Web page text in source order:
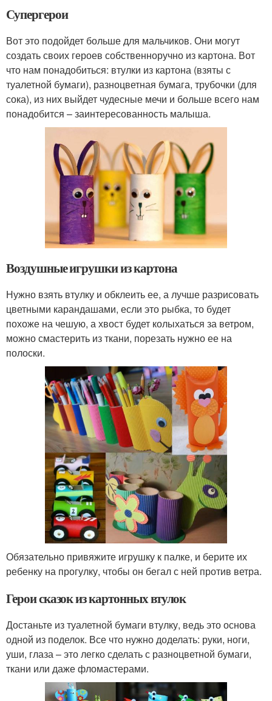
Супергерои
Вот это подойдет больше для мальчиков. Они могут
создать своих героев собственноручно из картона. Вот
что нам понадобиться: втулки из картона (взяты с
туалетной бумаги), разноцветная бумага, трубочки (для
сока), из них выйдет чудесные мечи и больше всего нам
понадобится – заинтересованность малыша.
Воздушные игрушки из картона
Нужно взять втулку и обклеить ее, а лучше разрисовать
цветными карандашами, если это рыбка, то будет
похоже на чешую, а хвост будет колыхаться за ветром,
можно смастерить из ткани, порезать нужно ее на
полоски.
Обязательно привяжите игрушку к палке, и берите их
ребенку на прогулку, чтобы он бегал с ней против ветра.
Герои сказок из картонных втулок
Достаньте из туалетной бумаги втулку, ведь это основа
одной из поделок. Все что нужно доделать: руки, ноги,
уши, глаза – это легко сделать с разноцветной бумаги,
ткани или даже фломастерами.